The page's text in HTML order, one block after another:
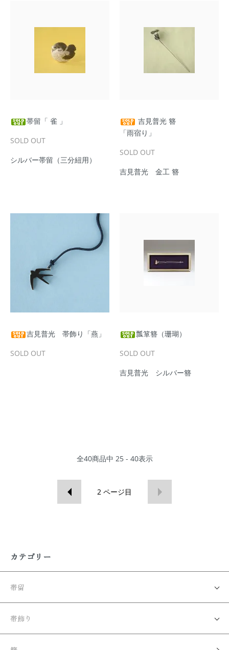
帯留「 雀 」
SOLD OUT
シルバー帯留（三分紐用）
吉見普光 簪
「雨宿り」
SOLD OUT
吉見普光 金工 簪
吉見普光 帯飾り「燕」
SOLD OUT
瓢箪簪（珊瑚）
SOLD OUT
吉見普光 シルバー簪
全40商品中 25 - 40表示
2 ページ目
カテゴリー
帯留
帯飾り